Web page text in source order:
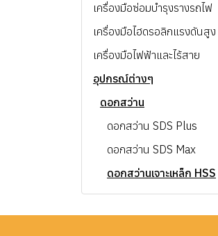
ปั๊มหอยโข่ง
ปั๊มน้ำหลายใบพัดแนวนอน
ปั๊มน้ำหลายใบพัดแนวตั้ง
ปั๊มน้ำประกอบตามการใช้งาน
End Suction pump
ทรานเฟอร์ปั๊ม
บูสเตอร์ปั๊ม
ถังเก็บน้ำ
ถังแรงดัน
ปั๊มลมลูกสูบไร้น้ำมันขนาดเล็ก
ปั๊มลมลูกสูบแบบไร้น้ำมัน
ปั๊มลมลูกสูบแบบน้ำมัน
Portable
เครื่องมือลม
เมนไลน์ฟิลเตอร์
แอร์ไดเออร์
ถังพักลม
นิวเมติกส์
เครื่องมืองานดิน
เครื่องมืองานคอนกรีต
เครื่องมือระบบไฮดรอลิก
อุปกรณ์อื่นๆ
เครื่องมือซ่อมบำรุงรางรถไฟ
เครื่องมือไฮดรอลิกแรงดันสูง
Bolting Tools
Cylinders & Jacks
Pumps & Power Units
เครื่องมือไฟฟ้าและไร้สาย
เครื่องมือไฟฟ้า
สว่านไฟฟ้า
สว่านกระแทกไฟฟ้า
สว่านโรตารี่ไฟฟ้า
เครื่องเจียรไฟฟ้า
สกัดไฟฟ้า
เครื่องมือไร้สาย
อุปกรณ์ระบายอากาศ
พัดลมอุตสาหกรรม
อุปกรณ์ระบายอากาศ อื่นๆ
อุปกรณ์ต่างๆ
ดอกสว่าน
ดอกสว่าน SDS Plus
ดอกสว่าน SDS Max
ดอกสว่านเจาะเหล็ก HSS
ดอกสว่านเจาะไม้